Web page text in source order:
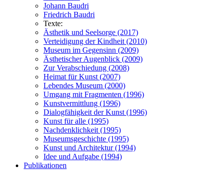
Johann Baudri
Friedrich Baudri
Texte:
Ästhetik und Seelsorge (2017)
Verteidigung der Kindheit (2010)
Museum im Gegensinn (2009)
Ästhetischer Augenblick (2009)
Zur Verabschiedung (2008)
Heimat für Kunst (2007)
Lebendes Museum (2000)
Umgang mit Fragmenten (1996)
Kunstvermittlung (1996)
Dialogfähigkeit der Kunst (1996)
Kunst für alle (1995)
Nachdenklichkeit (1995)
Museumsgeschichte (1995)
Kunst und Architektur (1994)
Idee und Aufgabe (1994)
Publikationen